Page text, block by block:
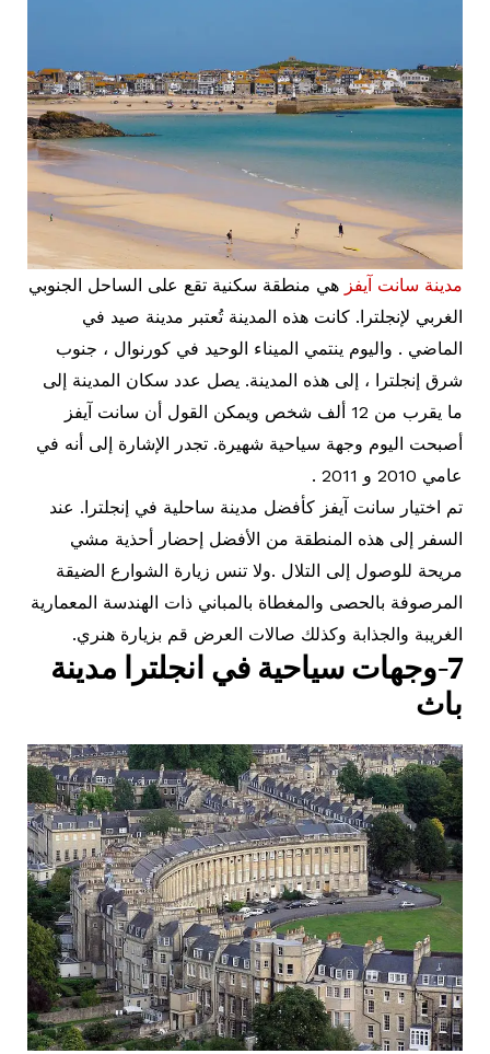
مدينة سانت آيفز هي منطقة سكنية تقع على الساحل الجنوبي
الغربي لإنجلترا. كانت هذه المدينة تُعتبر مدينة صيد في
الماضي . واليوم ينتمي الميناء الوحيد في كورنوال ، جنوب
شرق إنجلترا ، إلى هذه المدينة. يصل عدد سكان المدينة إلى
ما يقرب من 12 ألف شخص ويمكن القول أن سانت آيفز
أصبحت اليوم وجهة سياحية شهيرة. تجدر الإشارة إلى أنه في
عامي 2010 و 2011 .
تم اختيار سانت آيفز كأفضل مدينة ساحلية في إنجلترا. عند
السفر إلى هذه المنطقة من الأفضل إحضار أحذية مشي
مريحة للوصول إلى التلال .ولا تنس زيارة الشوارع الضيقة
المرصوفة بالحصى والمغطاة بالمباني ذات الهندسة المعمارية
الغريبة والجذابة وكذلك صالات العرض قم بزيارة هنري.
7-وجهات سياحية في انجلترا مدينة
باث